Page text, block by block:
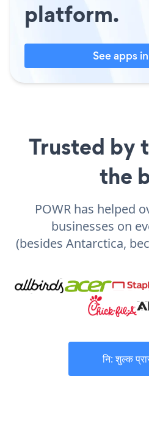
platform.
See apps
Trusted by
the
POWR has helped
businesses on
(besides Antarctica,
नि: शुल्क